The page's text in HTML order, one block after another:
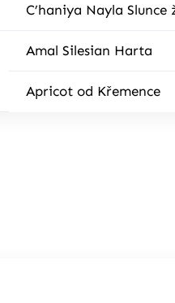
C’haniya Nayla Slunce
Amal Silesian Harta
Apricot od Křemence